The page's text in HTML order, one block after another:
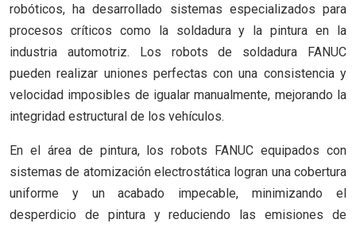
robóticos, ha desarrollado sistemas especializados para
procesos críticos como la soldadura y la pintura en la
industria automotriz. Los robots de soldadura FANUC
pueden realizar uniones perfectas con una consistencia y
velocidad imposibles de igualar manualmente, mejorando la
integridad estructural de los vehículos.
En el área de pintura, los robots FANUC equipados con
sistemas de atomización electrostática logran una cobertura
uniforme y un acabado impecable, minimizando el
desperdicio de pintura y reduciendo las emisiones de